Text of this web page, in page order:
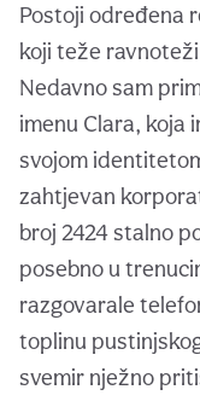
Postoji određena
koji teže
Nedavno sam
imenu Clara, koja
svojom
zahtjevan
broj 2424 stalno
posebno u
razgovarale
toplinu
svemir nježno